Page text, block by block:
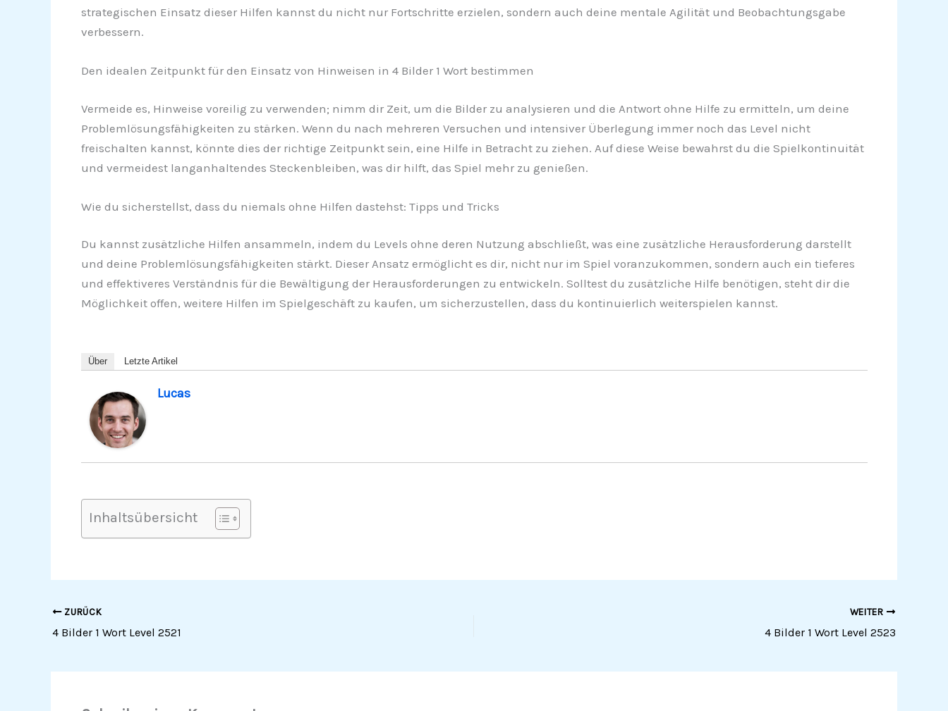
strategischen Einsatz dieser Hilfen kannst du nicht nur Fortschritte erzielen, sondern auch deine mentale Agilität und Beobachtungsgabe
verbessern.
Den idealen Zeitpunkt für den Einsatz von Hinweisen in 4 Bilder 1 Wort bestimmen
Vermeide es, Hinweise voreilig zu verwenden; nimm dir Zeit, um die Bilder zu analysieren und die Antwort ohne Hilfe zu ermitteln, um deine
Problemlösungsfähigkeiten zu stärken. Wenn du nach mehreren Versuchen und intensiver Überlegung immer noch das Level nicht
freischalten kannst, könnte dies der richtige Zeitpunkt sein, eine Hilfe in Betracht zu ziehen. Auf diese Weise bewahrst du die Spielkontinuität
und vermeidest langanhaltendes Steckenbleiben, was dir hilft, das Spiel mehr zu genießen.
Wie du sicherstellst, dass du niemals ohne Hilfen dastehst: Tipps und Tricks
Du kannst zusätzliche Hilfen ansammeln, indem du Levels ohne deren Nutzung abschließt, was eine zusätzliche Herausforderung darstellt
und deine Problemlösungsfähigkeiten stärkt. Dieser Ansatz ermöglicht es dir, nicht nur im Spiel voranzukommen, sondern auch ein tieferes
und effektiveres Verständnis für die Bewältigung der Herausforderungen zu entwickeln. Solltest du zusätzliche Hilfe benötigen, steht dir die
Möglichkeit offen, weitere Hilfen im Spielgeschäft zu kaufen, um sicherzustellen, dass du kontinuierlich weiterspielen kannst.
Über Letzte Artikel
Lucas
Inhaltsübersicht
ZURÜCK
4 Bilder 1 Wort Level 2521
WEITER
4 Bilder 1 Wort Level 2523